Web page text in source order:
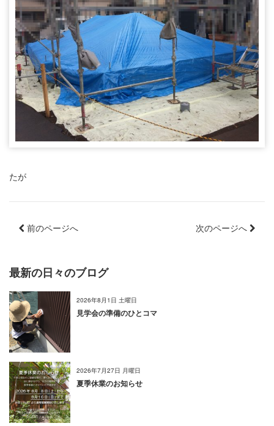
たが
前のページへ 次のページへ
最新の日々のブログ
2026年8月1日 土曜日
見学会の準備のひとコマ
2026年7月27日 月曜日
夏季休業のお知らせ